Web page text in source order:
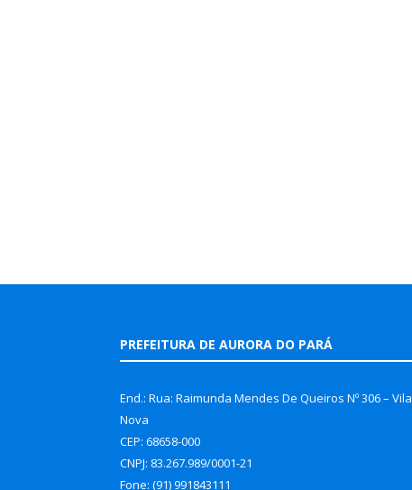
PREFEITURA DE AURORA DO PARÁ
End.: Rua: Raimunda Mendes De Queiros Nº 306 – Vila
Nova
CEP: 68658-000
CNPJ: 83.267.989/0001-21
Fone: (91) 991843111